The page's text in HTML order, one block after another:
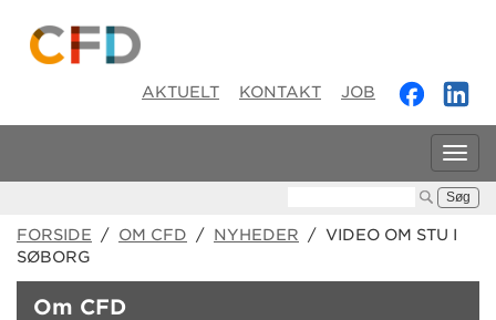
AKTUELT KONTAKT JOB
FORSIDE / OM CFD / NYHEDER / VIDEO OM STU I
SØBORG
Om CFD